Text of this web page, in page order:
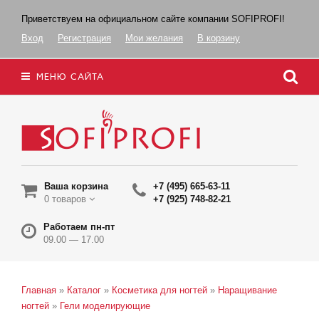
Приветствуем на официальном сайте компании SOFIPROFI!
Вход
Регистрация Мои желания В корзину
МЕНЮ САЙТА
Ваша корзина
0 товаров
+7 (495) 665-63-11
+7 (925) 748-82-21
Работаем пн-пт
09.00 — 17.00
Главная » Каталог » Косметика для ногтей » Наращивание
ногтей » Гели моделирующие